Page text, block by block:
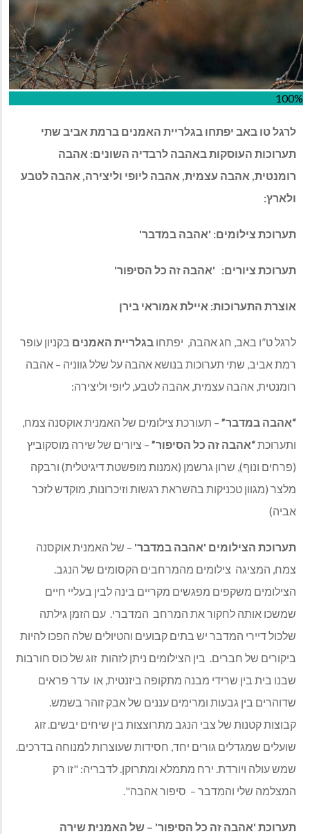
100%
לרגל טו באב יפתחו בגלריית האמנים ברמת אביב שתי
תערוכות העוסקות באהבה לרבדיה השונים: אהבה
רומנטית, אהבה עצמית, אהבה ליופי וליצירה, אהבה לטבע
ולארץ:
תערוכת צילומים: 'אהבה במדבר'
תערוכת ציורים: 'אהבה זה כל הסיפור'
אוצרת התערוכות: איילת אמוראי בירן
לרגל ט”ו באב, חג אהבה, יפתחו בגלריית האמנים בקניון עופר
רמת אביב, שתי תערוכות בנושא אהבה על שלל גווניה – אהבה
רומנטית, אהבה עצמית, אהבה לטבע, ליופי וליצירה:
“אהבה במדבר” – תעורכת צילומים של האמנית אוקסנה צמח,
ותערוכת“אהבה זה כל הסיפור” – ציורים של שירה מוסקוביץ
(פרחים ונוף), שרון גרשמן (אמנות מופשטת דיגיטלית) ורבקה
מלצר (מגוון טכניקות בהשראת רגשות וזיכרונות, מוקדש לזכר
אביה)
תערוכת הצילומים 'אהבה במדבר' – של האמנית אוקסנה
צמח, המציגה צילומים מהמרחבים הקסומים של הנגב.
הצילומים משקפים מפגשים מקריים בינה לבין בעליי חיים
שמשכו אותה לחקור את המרחב המדברי. עם הזמן גילתה
שלכול דיירי המדבר יש בתים קבועים והטיולים שלה הפכו להיות
ביקורים של חברים. בין הצילומים ניתן לזהות זוג של כוס חורבות
שבנו בית בין שרידי מבנה מתקופה ביזנטית, או עדר פראים
שדוהרים בין גבעות ומרימים עננים של אבק זוהר בשמש.
קבוצות קטנות של צבי הנגב מתרוצצות בין שיחים יבשים. זוג
שועלים שמגדלים גורים יחד, חסידות שעוצרות למנוחה בדרכים.
שמש עולה ויורדת. ירח מתמלא ומתרוקן. לדבריה: "זו רק
המצלמה שלי והמדבר – סיפור אהבה".
תערוכת 'אהבה זה כל הסיפור' – של האמנית שירה